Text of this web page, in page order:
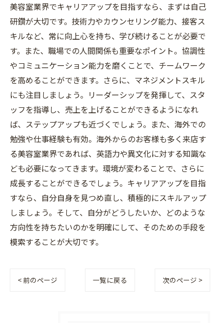
美容室業界でキャリアアップを目指すなら、まずは自己
研鑽が大切です。技術力やカウンセリング能力、接客ス
キルなど、常に向上心を持ち、学び続けることが必要で
す。また、職場での人間関係も重要なポイント。協調性
やコミュニケーション能力を磨くことで、チームワーク
を高めることができます。さらに、マネジメントスキル
にも注目しましょう。リーダーシップを発揮して、スタ
ッフを指導し、売上を上げることができるようになれ
ば、ステップアップも近づくでしょう。また、海外での
勉強や仕事経験も有効。海外からのお客様も多く来店す
る美容室業界であれば、英語力や異文化に対する知識な
ども必要になってきます。環境が変わることで、さらに
成長することができるでしょう。キャリアアップを目指
すなら、自分自身を見つめ直し、積極的にスキルアップ
しましょう。そして、自分がどうしたいか、どのような
方向性を持ちたいのかを明確にして、そのための手段を
模索することが大切です。
< 前のページ 一覧に戻る 次のページ >